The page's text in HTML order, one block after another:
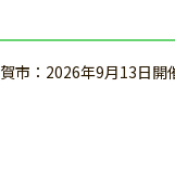
：2026年9月13日開